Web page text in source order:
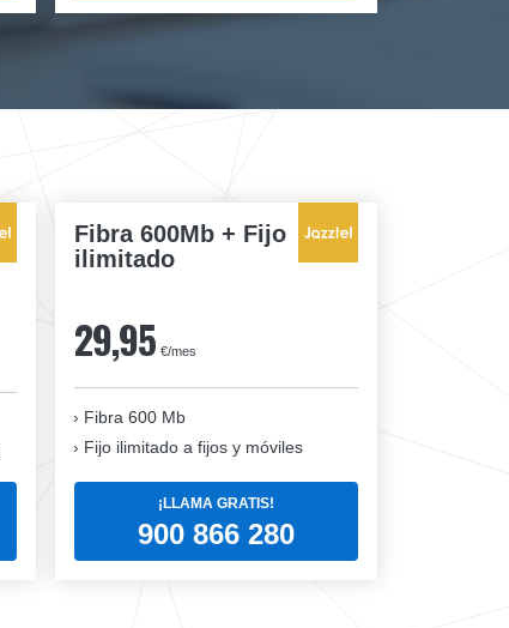
Fibra 600Mb + Fijo
ilimitado
29,95 €/mes
Fibra 600 Mb
Fijo ilimitado a fijos y móviles
¡LLAMA GRATIS!
900 866 280